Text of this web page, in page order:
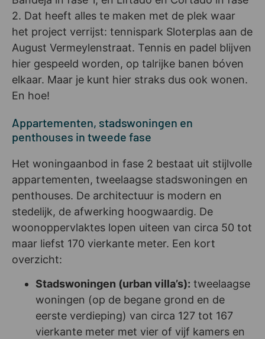
2. Dat heeft alles te maken met de plek waar
het project verrijst: tennispark Sloterplas aan de
August Vermeylenstraat. Tennis en padel blijven
hier gespeeld worden, op talrijke banen bóven
elkaar. Maar je kunt hier straks dus ook wonen.
En hoe!
Appartementen, stadswoningen en
penthouses in tweede fase
Het woningaanbod in fase 2 bestaat uit stijlvolle
appartementen, tweelaagse stadswoningen en
penthouses. De architectuur is modern en
stedelijk, de afwerking hoogwaardig. De
woonoppervlaktes lopen uiteen van circa 50 tot
maar liefst 170 vierkante meter. Een kort
overzicht:
Stadswoningen (urban villa’s): tweelaagse
woningen (op de begane grond en de
eerste verdieping) van circa 127 tot 167
vierkante meter met vier of vijf kamers en